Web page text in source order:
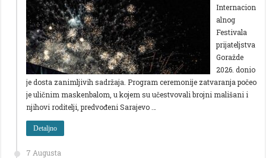
Internacion
alnog
Festivala
prijateljstva
Goražde
2026. donio
je dosta zanimljivih sadržaja. Program ceremonije zatvaranja počeo
je uličnim maskenbalom, u kojem su učestvovali brojni mališani i
njihovi roditelji, predvođeni Sarajevo …
Detaljno
7 Augusta